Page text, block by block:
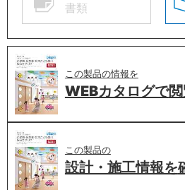
書類
この製品の情報を
WEBカタログで
この製品の
設計・施工情報を